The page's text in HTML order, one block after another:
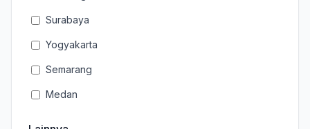
Surabaya
Yogyakarta
Semarang
Medan